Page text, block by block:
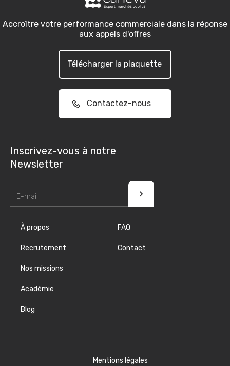
Accroître votre performance commerciale dans la réponse
aux appels d'offres
Télécharger la plaquette
Contactez-nous
Inscrivez-vous à notre
Newsletter
À propos
Recrutement
Nos missions
Académie
Blog
FAQ
Contact
Mentions légales